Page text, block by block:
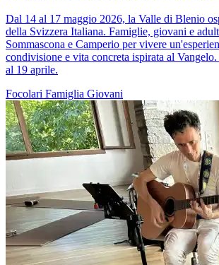
Dal 14 al 17 maggio 2026, la Valle di Blenio
della Svizzera Italiana. Famiglie, giovani e
Sommascona e Camperio per vivere
condivisione e vita concreta ispirata al
al 19 aprile.
Focolari Famiglia Giovani